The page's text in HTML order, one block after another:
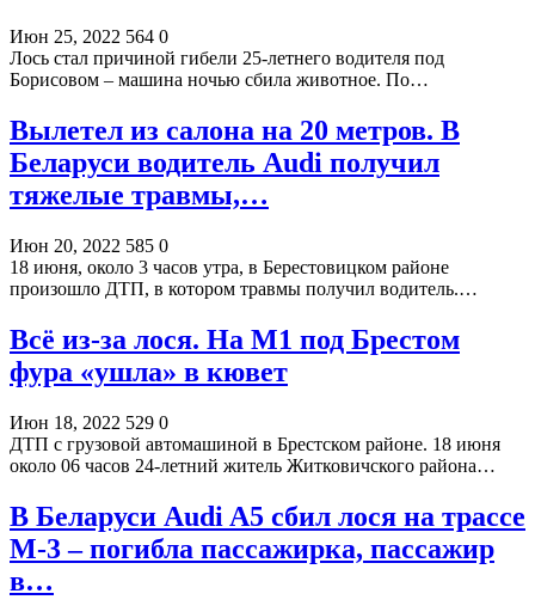
Июн 25, 2022 564 0
Лось стал причиной гибели 25-летнего водителя под
Борисовом – машина ночью сбила животное. По…
Вылетел из салона на 20 метров. В
Беларуси водитель Audi получил
тяжелые травмы,…
Июн 20, 2022 585 0
18 июня, около 3 часов утра, в Берестовицком районе
произошло ДТП, в котором травмы получил водитель.…
Всё из-за лося. На М1 под Брестом
фура «ушла» в кювет
Июн 18, 2022 529 0
ДТП с грузовой автомашиной в Брестском районе. 18 июня
около 06 часов 24-летний житель Житковичского района…
В Беларуси Audi A5 сбил лося на трассе
М-3 – погибла пассажирка, пассажир
в…